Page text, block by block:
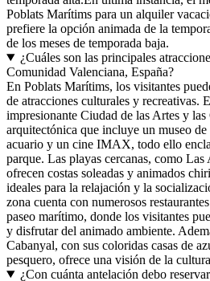
Poblats Marítims para un alquiler
prefiere la opción animada de la
de los meses de temporada baja.
¿Cuáles son las principales
Comunidad Valenciana, España?
En Poblats Marítims, los visitantes
de atracciones culturales y recreativas.
impresionante Ciudad de las Artes y
arquitectónica que incluye un museo
acuario y un cine IMAX, todo ello
parque. Las playas cercanas, como
ofrecen costas soleadas y animados
ideales para la relajación y la
zona cuenta con numerosos
paseo marítimo, donde los visitantes
y disfrutar del animado ambiente.
Cabanyal, con sus coloridas casas de
pesquero, ofrece una visión de la
¿Con cuánta antelación debo